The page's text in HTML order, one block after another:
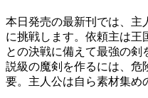
本日発売の最新刊では、主
に挑戦します。依頼主は王
との決戦に備えて最強の
説級の魔剣を作るには、危
要。主人公は自ら素材集め